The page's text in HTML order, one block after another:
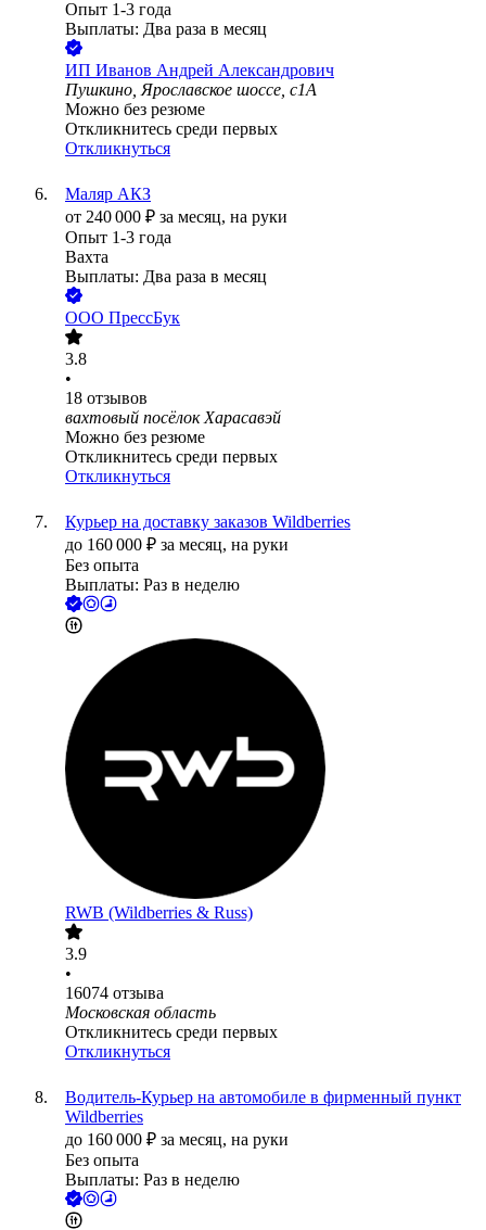
Опыт 1-3 года
Выплаты: Два раза в месяц
ИП Иванов Андрей Александрович
Пушкино, Ярославское шоссе, с1А
Можно без резюме
Откликнитесь среди первых
Откликнуться
Маляр АКЗ
от 240 000 ₽ за месяц, на руки
Опыт 1-3 года
Вахта
Выплаты: Два раза в месяц
ООО ПрессБук
3.8
•
18 отзывов
вахтовый посёлок Харасавэй
Можно без резюме
Откликнитесь среди первых
Откликнуться
Курьер на доставку заказов Wildberries
до 160 000 ₽ за месяц, на руки
Без опыта
Выплаты: Раз в неделю
RWB (Wildberries & Russ)
3.9
•
16074 отзыва
Московская область
Откликнитесь среди первых
Откликнуться
Водитель-Курьер на автомобиле в фирменный пункт
Wildberries
до 160 000 ₽ за месяц, на руки
Без опыта
Выплаты: Раз в неделю